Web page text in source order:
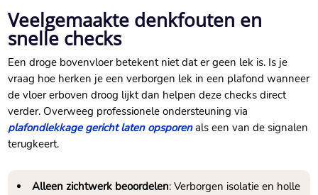
Veelgemaakte denkfouten en
snelle checks
Een droge bovenvloer betekent niet dat er geen lek is.​ Is je
vraag hoe herken je een verborgen lek in een plafond wanneer
de vloer erboven droog lijkt dan helpen deze checks direct
verder.​ Overweeg professionele ondersteuning via
plafondlekkage gericht laten opsporenals een van de signalen
terugkeert.​
Alleen zichtwerk beoordelen: Verborgen isolatie en holle